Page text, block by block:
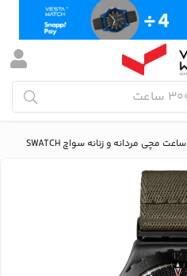
ساعت مچی مردانه و زنانه سواچ SWATCH مدل YVB416